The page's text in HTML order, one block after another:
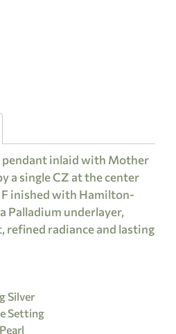
pendant inlaid with Mother
a single CZ at the center
inished with Hamilton-
Palladium underlayer,
refined radiance and lasting
Silver
Setting